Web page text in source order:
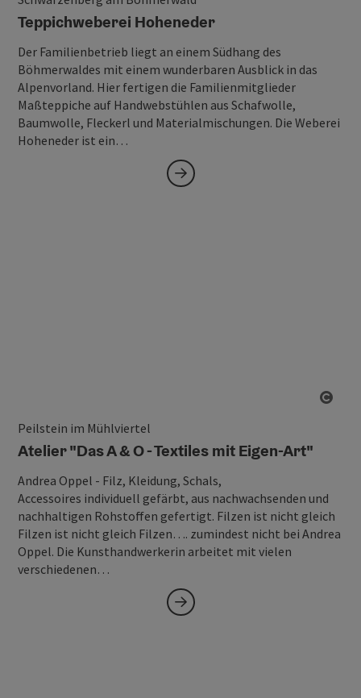
Teppichweberei Hoheneder
Der Familienbetrieb liegt an einem Südhang des
Böhmerwaldes mit einem wunderbaren Ausblick in das
Alpenvorland. Hier fertigen die Familienmitglieder
Maßteppiche auf Handwebstühlen aus Schafwolle,
Baumwolle, Fleckerl und Materialmischungen. Die Weberei
Hoheneder ist ein…
Peilstein im Mühlviertel
Atelier "Das A & O - Textiles mit Eigen-Art"
Andrea Oppel - Filz, Kleidung, Schals,
Accessoires individuell gefärbt, aus nachwachsenden und
nachhaltigen Rohstoffen gefertigt. Filzen ist nicht gleich
Filzen ist nicht gleich Filzen…. zumindest nicht bei Andrea
Oppel. Die Kunsthandwerkerin arbeitet mit vielen
verschiedenen…